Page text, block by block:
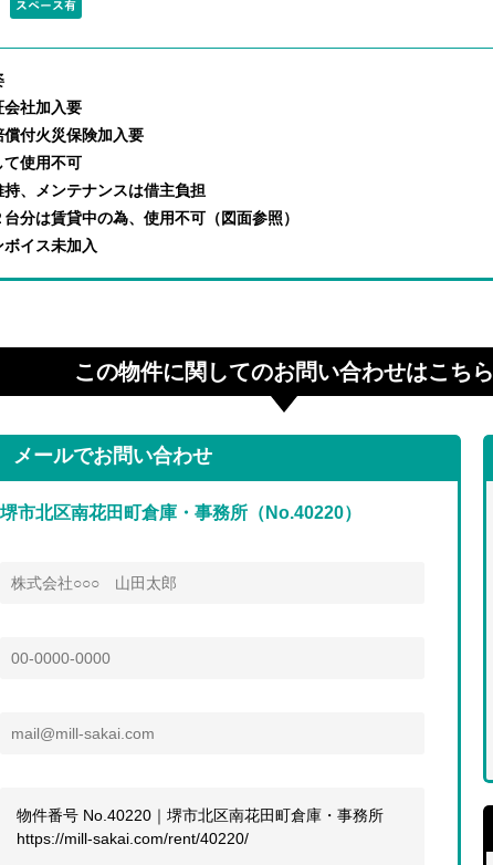
会社加入要
償付火災保険加入要
て使用不可
持、メンテナンスは借主負担
台分は賃貸中の為、使用不可（図面参照）
ボイス未加入
この物件に関してのお問い合わせはこちら
メールでお問い合わせ
堺市北区南花田町倉庫・事務所（No.40220）